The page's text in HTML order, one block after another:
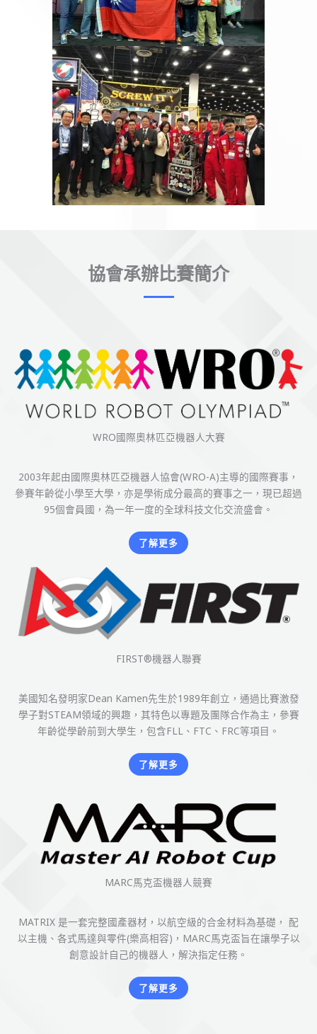
協會承辦比賽簡介
WRO國際奧林匹亞機器人大賽
2003年起由國際奧林匹亞機器人協會(WRO-A)主導的國際賽事，
參賽年齡從小學至大學，亦是學術成分最高的賽事之一，現已超過
95個會員國，為一年一度的全球科技文化交流盛會。
了解更多
FIRST®機器人聯賽
美國知名發明家Dean Kamen先生於1989年創立，通過比賽激發
學子對STEAM領域的興趣，其特色以專題及團隊合作為主，參賽
年齡從學齡前到大學生，包含FLL、FTC、FRC等項目。
了解更多
MARC馬克盃機器人競賽
MATRIX 是一套完整國產器材，以航空級的合金材料為基礎， 配
以主機、各式馬達與零件(樂高相容)，MARC馬克盃旨在讓學子以
創意設計自己的機器人，解決指定任務。
了解更多